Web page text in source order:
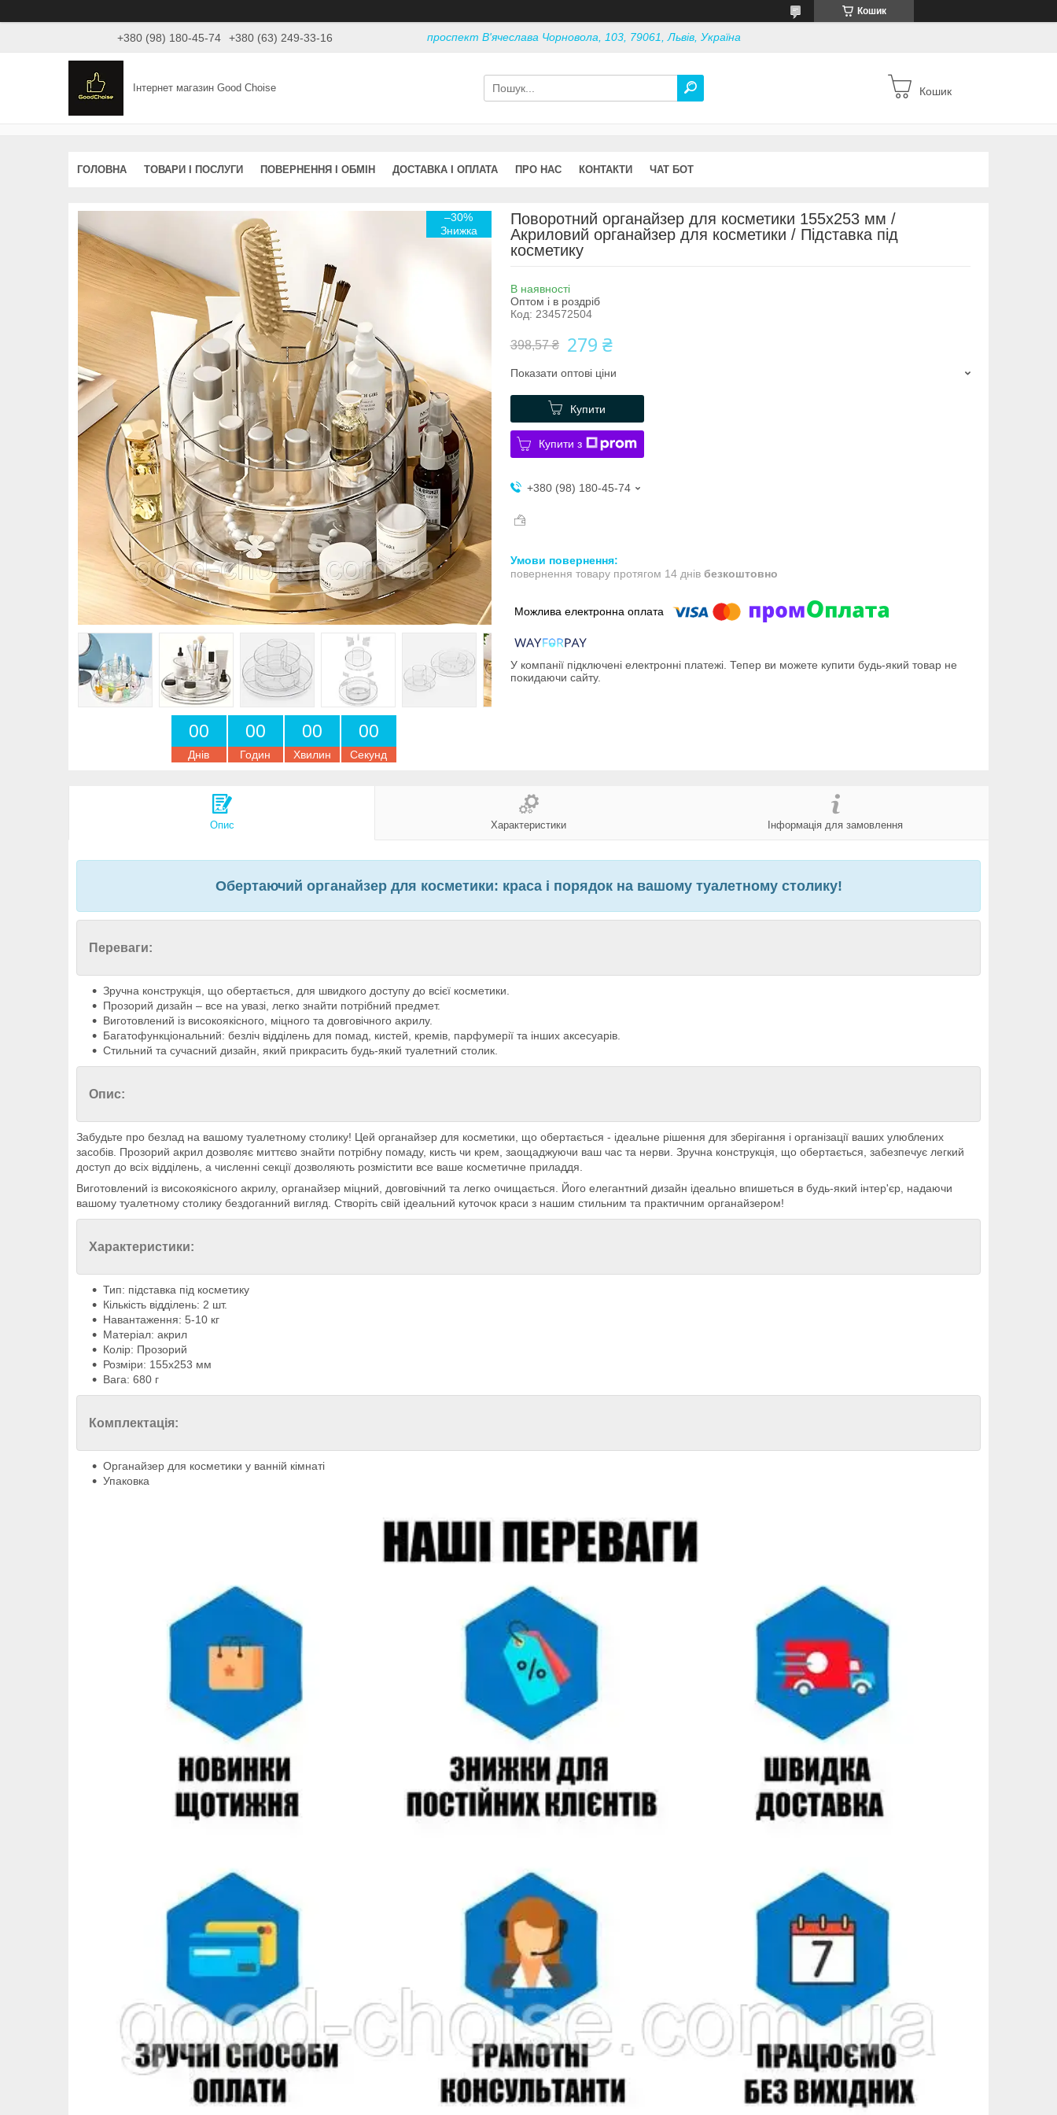
Кошик
+380 (98) 180-45-74 +380 (63) 249-33-16 проспект В'ячеслава Чорновола, 103, 79061, Львів, Україна
Інтернет магазин Good Choise Кошик
ГОЛОВНА ТОВАРИ І ПОСЛУГИ ПОВЕРНЕННЯ І ОБМІН ДОСТАВКА І ОПЛАТА ПРО НАС КОНТАКТИ ЧАТ БОТ
–30%
00
Днів
00
Годин
00
Хвилин
00
Секунд
Поворотний органайзер для косметики 155х253 мм /
Акриловий органайзер для косметики / Підставка під
косметику
В наявності
Оптом і в роздріб
Код: 234572504
398,57 ₴ 279 ₴
Показати оптові ціни
Купити
Купити з
+380 (98) 180-45-74
повернення товару протягом 14 днів безкоштовно
У компанії підключені електронні платежі. Тепер ви можете купити будь-який товар не
покидаючи сайту.
Опис Характеристики Інформація для замовлення
Обертаючий органайзер для косметики: краса і порядок на вашому туалетному столику!
Переваги:
Зручна конструкція, що обертається, для швидкого доступу до всієї косметики.
Прозорий дизайн – все на увазі, легко знайти потрібний предмет.
Виготовлений із високоякісного, міцного та довговічного акрилу.
Багатофункціональний: безліч відділень для помад, кистей, кремів, парфумерії та інших аксесуарів.
Стильний та сучасний дизайн, який прикрасить будь-який туалетний столик.
Опис:
Забудьте про безлад на вашому туалетному столику! Цей органайзер для косметики, що обертається - ідеальне рішення для зберігання і організації ваших улюблених
засобів. Прозорий акрил дозволяє миттєво знайти потрібну помаду, кисть чи крем, заощаджуючи ваш час та нерви. Зручна конструкція, що обертається, забезпечує легкий
доступ до всіх відділень, а численні секції дозволяють розмістити все ваше косметичне приладдя.
Виготовлений із високоякісного акрилу, органайзер міцний, довговічний та легко очищається. Його елегантний дизайн ідеально впишеться в будь-який інтер'єр, надаючи
вашому туалетному столику бездоганний вигляд. Створіть свій ідеальний куточок краси з нашим стильним та практичним органайзером!
Характеристики:
Тип: підставка під косметику
Кількість відділень: 2 шт.
Навантаження: 5-10 кг
Матеріал: акрил
Колір: Прозорий
Розміри: 155х253 мм
Вага: 680 г
Комплектація:
Органайзер для косметики у ванній кімнаті
Упаковка